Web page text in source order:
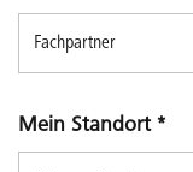
Mein Standort *